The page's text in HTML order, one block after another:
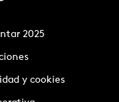
2025
y cookies